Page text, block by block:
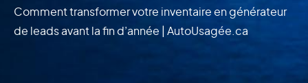
Comment transformer votre inventaire en générateur
de leads avant la fin d’année | AutoUsagée.ca